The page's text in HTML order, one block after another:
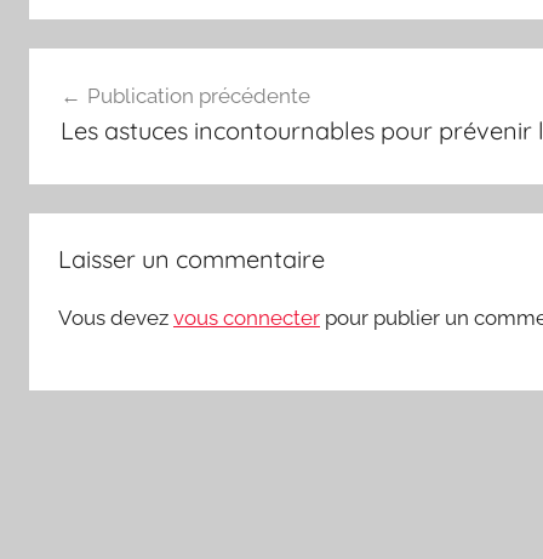
de
Publication précédente
Les astuces incontournables pour
Laisser un commentaire
Vous devez vous connecter pour publier un